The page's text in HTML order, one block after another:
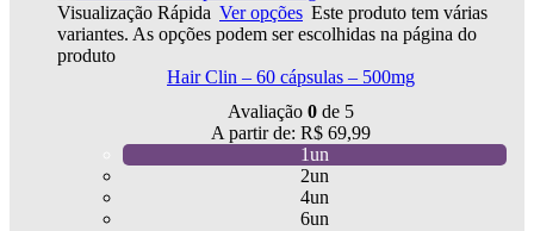
Visualização Rápida Ver opções Este produto tem várias
variantes. As opções podem ser escolhidas na página do
produto
Hair Clin – 60 cápsulas – 500mg
Avaliação 0 de 5
A partir de: R$ 69,99
1un
2un
4un
6un